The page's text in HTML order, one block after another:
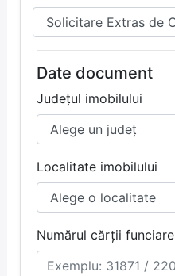
Date document
Județul imobilului
Localitate imobilului
Numărul cărții funciare